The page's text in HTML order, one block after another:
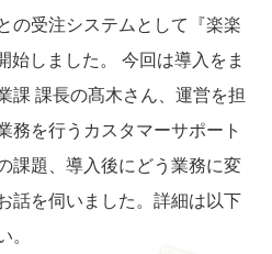
の受注システムとして『楽楽
始しました。 今回は導入をま
課 課長の髙木さん、運営を担
務を行うカスタマーサポート
課題、導入後にどう業務に変
話を伺いました。詳細は以下
。